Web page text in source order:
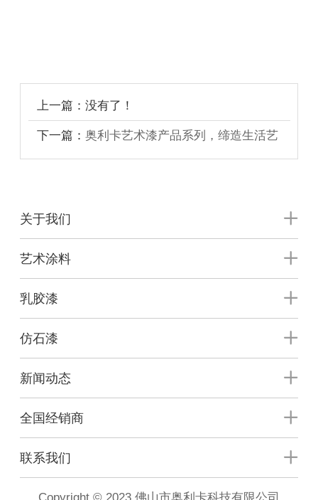
上一篇：没有了！
下一篇：奥利卡艺术漆产品系列，缔造生活艺
关于我们
艺术涂料
乳胶漆
仿石漆
新闻动态
全国经销商
联系我们
Copyright © 2023 佛山市奥利卡科技有限公司